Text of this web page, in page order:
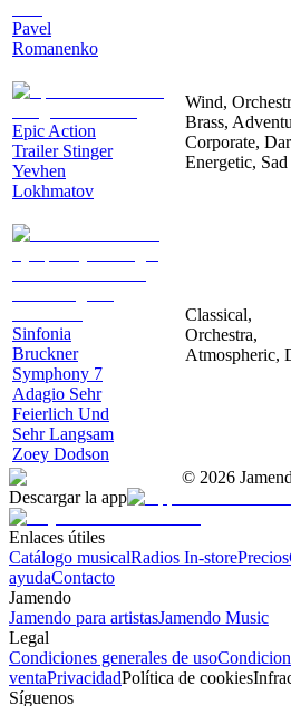
Pavel
Romanenko
Epic Action
Trailer Stinger
Yevhen
Lokhmatov
Wind,
Brass,
Corporate,
Energetic, Sad
Sinfonia
Bruckner
Symphony 7
Adagio Sehr
Feierlich Und
Sehr Langsam
Zoey Dodson
Classical,
Orchestra,
Atmospheric,
© 2026
Descargar la app
Enlaces útiles
Catálogo musicalRadios In-storePrecios
ayudaContacto
Jamendo
Jamendo para artistasJamendo Music
Legal
Condiciones generales de uso
ventaPrivacidadPolítica de cookies
Síguenos